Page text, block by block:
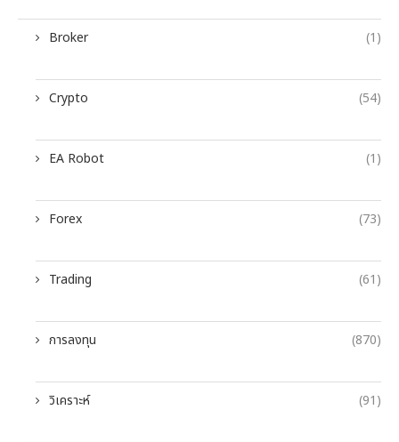
Broker (1)
Crypto (54)
EA Robot (1)
Forex (73)
Trading (61)
การลงทุน (870)
วิเคราะห์ (91)